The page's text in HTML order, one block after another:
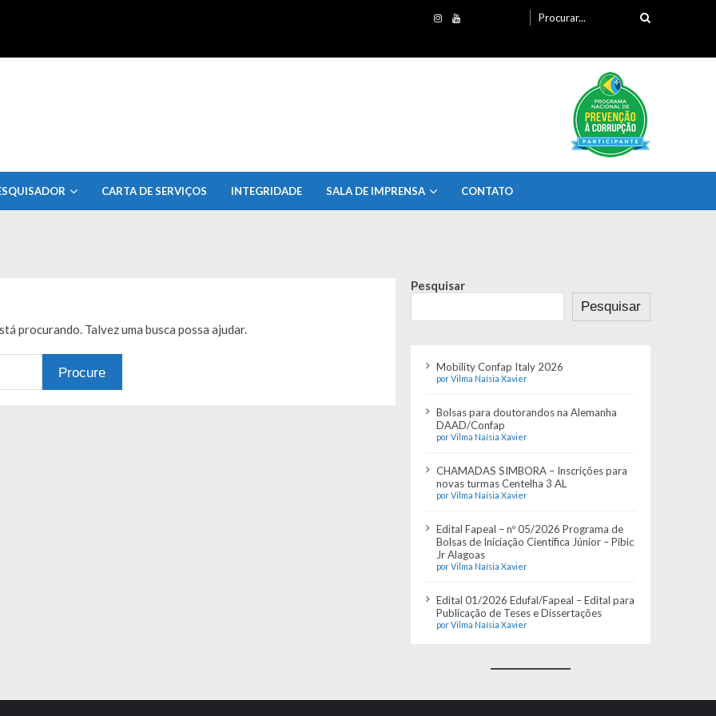
por:
CARTA DE SERVIÇOS INTEGRIDADE SALA DE IMPRENSA CONTATO
procurando. Talvez uma busca possa ajudar.
Pesquisar
Pesquisar
Mobility Confap Italy 2026
por Vilma Naísia Xavier
Bolsas para doutorandos na Alemanha
DAAD/Confap
por Vilma Naísia Xavier
CHAMADAS SIMBORA – Inscrições para
novas turmas Centelha 3 AL
por Vilma Naísia Xavier
Edital Fapeal – nº 05/2026 Programa de
Bolsas de Iniciação Científica Júnior – Pibic
Jr Alagoas
por Vilma Naísia Xavier
Edital 01/2026 Edufal/Fapeal – Edital para
Publicação de Teses e Dissertações
por Vilma Naísia Xavier